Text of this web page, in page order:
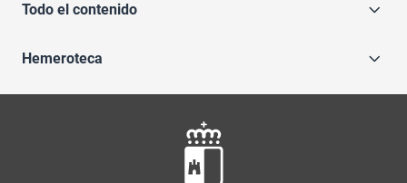
Todo el contenido
Hemeroteca